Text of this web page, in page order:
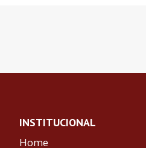
INSTITUCIONAL
Home